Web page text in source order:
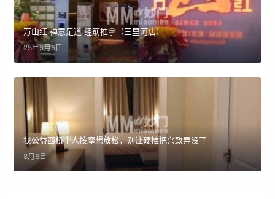
万山红.禅意足道.经筋推拿（三里河店）
25年5月5日
找公益西桥个人按摩想放松，别让硬推把兴致弄没了
8月6日